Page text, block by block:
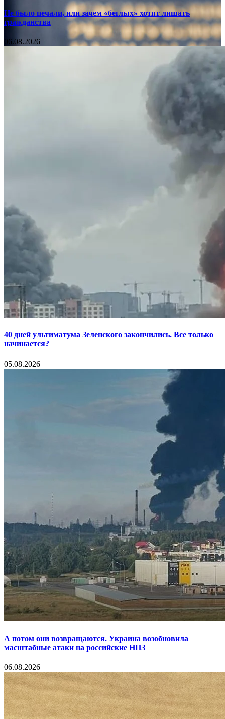
Не было печали, или зачем «беглых» хотят лишать
гражданства
06.08.2026
40 дней ультиматума Зеленского закончились. Все только
начинается?
05.08.2026
А потом они возвращаются. Украина возобновила
масштабные атаки на российские НПЗ
06.08.2026